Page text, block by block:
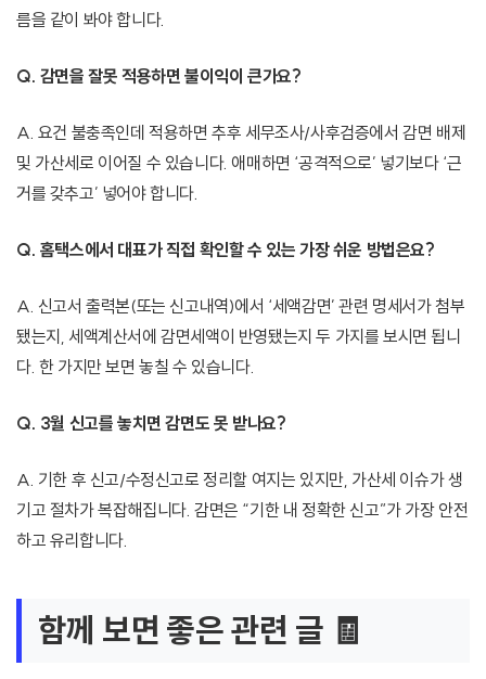
름을 같이 봐야 합니다.
Q. 감면을 잘못 적용하면 불이익이 큰가요?
A. 요건 불충족인데 적용하면 추후 세무조사/사후검증에서 감면 배제
및 가산세로 이어질 수 있습니다. 애매하면 ‘공격적으로’ 넣기보다 ‘근
거를 갖추고’ 넣어야 합니다.
Q. 홈택스에서 대표가 직접 확인할 수 있는 가장 쉬운 방법은요?
A. 신고서 출력본(또는 신고내역)에서 ‘세액감면’ 관련 명세서가 첨부
됐는지, 세액계산서에 감면세액이 반영됐는지 두 가지를 보시면 됩니
다. 한 가지만 보면 놓칠 수 있습니다.
Q. 3월 신고를 놓치면 감면도 못 받나요?
A. 기한 후 신고/수정신고로 정리할 여지는 있지만, 가산세 이슈가 생
기고 절차가 복잡해집니다. 감면은 “기한 내 정확한 신고”가 가장 안전
하고 유리합니다.
함께 보면 좋은 관련 글 🧾